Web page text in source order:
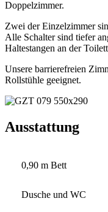
Doppelzimmer.
Zwei der Einzelzimmer
Alle Schalter sind tiefer
Haltestangen an der
Unsere barrierefreien
Rollstühle geeignet.
Ausstattung
0,90 m Bett
Dusche und WC